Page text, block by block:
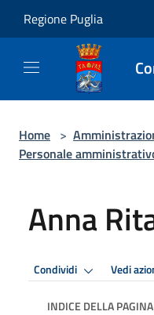
Regione Puglia
Home >
Personale
Anna
Condividi Vedi
INDICE DELLA PAGINA